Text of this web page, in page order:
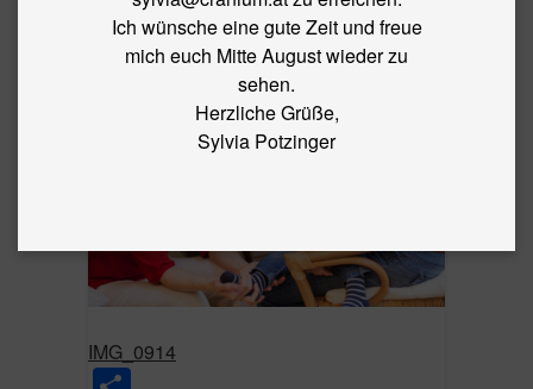
pixels
IMG_0914
Ich wünsche eine gute Zeit und freue
mich euch Mitte August wieder zu
sehen.
Herzliche Grüße,
Sylvia Potzinger